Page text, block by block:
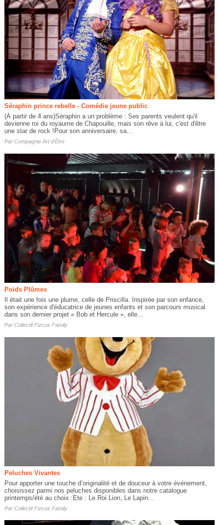
Séraphin prince rebelle - Comédie jeune public
(À partir de 4 ans)Séraphin a un problème : Ses parents veulent qu'il
devienne roi du royaume de Chapouille, mais son rêve à lui, c'est d'être
une star de rock !Pour son anniversaire, sa...
Par Compagnie Art d'Être
Poids Plûmes
Il était une fois une plume, celle de Priscilla. Inspirée par son enfance,
son expérience d'éducatrice de jeunes enfants et son parcours musical
dans son dernier projet « Bob et Hercule », elle...
Par Collectif Fizcus Family
Peluches Vivantes
Pour apporter une touche d’originalité et de douceur à votre événement,
choisissez parmi nos peluches disponibles dans notre catalogue
printemps/été au choix :Ete : Le Roi Lion, Le Lapin...
Par Collectif Fizcus Family